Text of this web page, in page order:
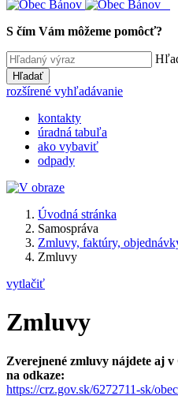
S čím Vám môžeme pomôcť?
Hľadať
rozšírené vyhľadávanie
kontakty
úradná tabuľa
ako vybaviť
odpady
Úvodná stránka
Samospráva
Zmluvy, faktúry,
Zmluvy
vytlačiť
Zmluvy
Zverejnené zmluvy nájdete aj
na odkaze:
https://crz.gov.sk/6272711-sk/